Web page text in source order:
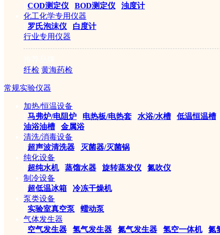
COD测定仪 BOD测定仪
浊度计
化工化学专用仪器
罗氏泡沫仪
白度计
行业专用仪器
纤检 黄海药检
常规实验仪器
加热/恒温设备
马弗炉/电阻炉 电热板/电热套 水浴/水槽 低温恒温槽
油浴油槽
金属浴
清洗/消毒设备
超声波清洗器
灭菌器/灭菌锅
纯化设备
超纯水机 蒸馏水器 旋转蒸发仪
氮吹仪
制冷设备
超低温冰箱
冷冻干燥机
泵类设备
实验室真空泵
蠕动泵
气体发生器
空气发生器 氢气发生器 氮气发生器 氢空一体机
氮
用户评价：
我 要 买：
收藏
编 号： SL000915
商品品牌：纤检